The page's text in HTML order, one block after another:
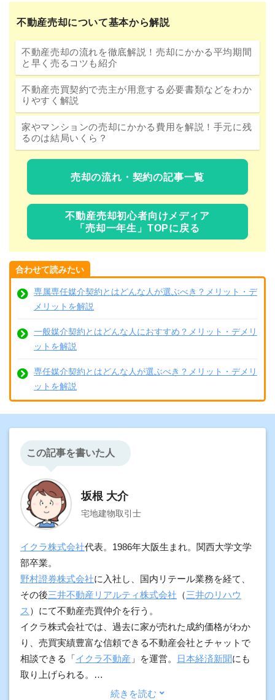
不動産売却について基本から解説
不動産売却の流れを徹底解説！売却にかかる平均期間
と早く売るコツも紹介
不動産売買契約で売主が用意する必要書類などをわか
りやすく解説
家やマンションの売却にかかる費用を解説！手元に残
るのは結局いくら？
売却の流れ・契約の記事一覧
不動産売却初心者向けメディア
「売却一年生」TOPに戻る
合わせて読みたい
専属専任媒介契約とはどんな人が選ぶべき？メリット・デ
メリットを解説
一般媒介契約とはどんな人におすすめ？メリット・デメリ
ットを解説
専任媒介契約とはどんな人が選ぶべき？メリット・デメリ
ットを解説
この記事を書いた人
坂根 大介
宅地建物取引士
イクラ株式会社代表。1986年大阪生まれ。関西大学文学
部卒業。
野村證券株式会社に入社し、国内リテール業務を経て、
その後三井不動産リアルティ株式会社 （三井のリハウ
ス ）にて不動産売買仲介を行う。
イクラ株式会社では、過去に家が売れた成約価格がわか
り、売買実績豊富な信頼できる不動産会社とチャットで
相談できる「イクラ不動産 」を運営。 日本経済新聞にも
取り上げられる。
加えて、契約実務や物件調査の経験をもとに、プロ向け